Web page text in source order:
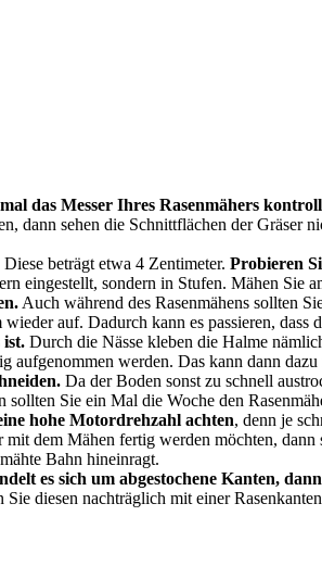
das Messer Ihres Rasenmähers
dann sehen die Schnittflächen der
beträgt etwa 4 Zentimeter. Probieren
eingestellt, sondern in Stufen. Mähen Sie
Auch während des Rasenmähens sollten
auf. Dadurch kann es passieren,
ist. Durch die Nässe kleben die Halme
aufgenommen werden. Das kann dann
Da der Boden sonst zu schnell
Sie ein Mal die Woche den
hohe Motordrehzahl achten, denn je
dem Mähen fertig werden möchten,
Bahn hineinragt.
es sich um abgestochene Kanten,
diesen nachträglich mit einer